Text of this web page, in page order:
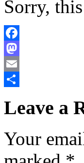
Sorry,
Facebook
Mastodon
Email
Leave a
Your